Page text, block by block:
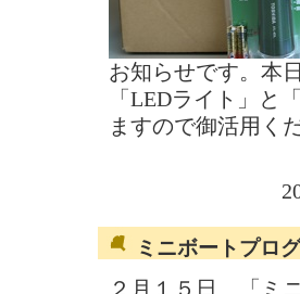
お知らせです。本
「LEDライト」と
ますので御活用く
ミニボートプロ
２月１５日 「ミ